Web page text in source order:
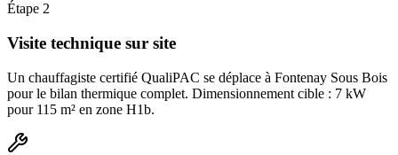
Étape 2
Visite technique sur site
Un chauffagiste certifié QualiPAC se déplace à Fontenay Sous Bois
pour le bilan thermique complet. Dimensionnement cible : 7 kW
pour 115 m² en zone H1b.